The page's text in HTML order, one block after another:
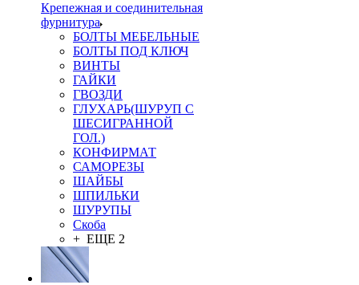
Крепежная и соединительная
фурнитура
БОЛТЫ МЕБЕЛЬНЫЕ
БОЛТЫ ПОД КЛЮЧ
ВИНТЫ
ГАЙКИ
ГВОЗДИ
ГЛУХАРЬ(ШУРУП С
ШЕСИГРАННОЙ
ГОЛ.)
КОНФИРМАТ
САМОРЕЗЫ
ШАЙБЫ
ШПИЛЬКИ
ШУРУПЫ
Скоба
+ ЕЩЕ 2